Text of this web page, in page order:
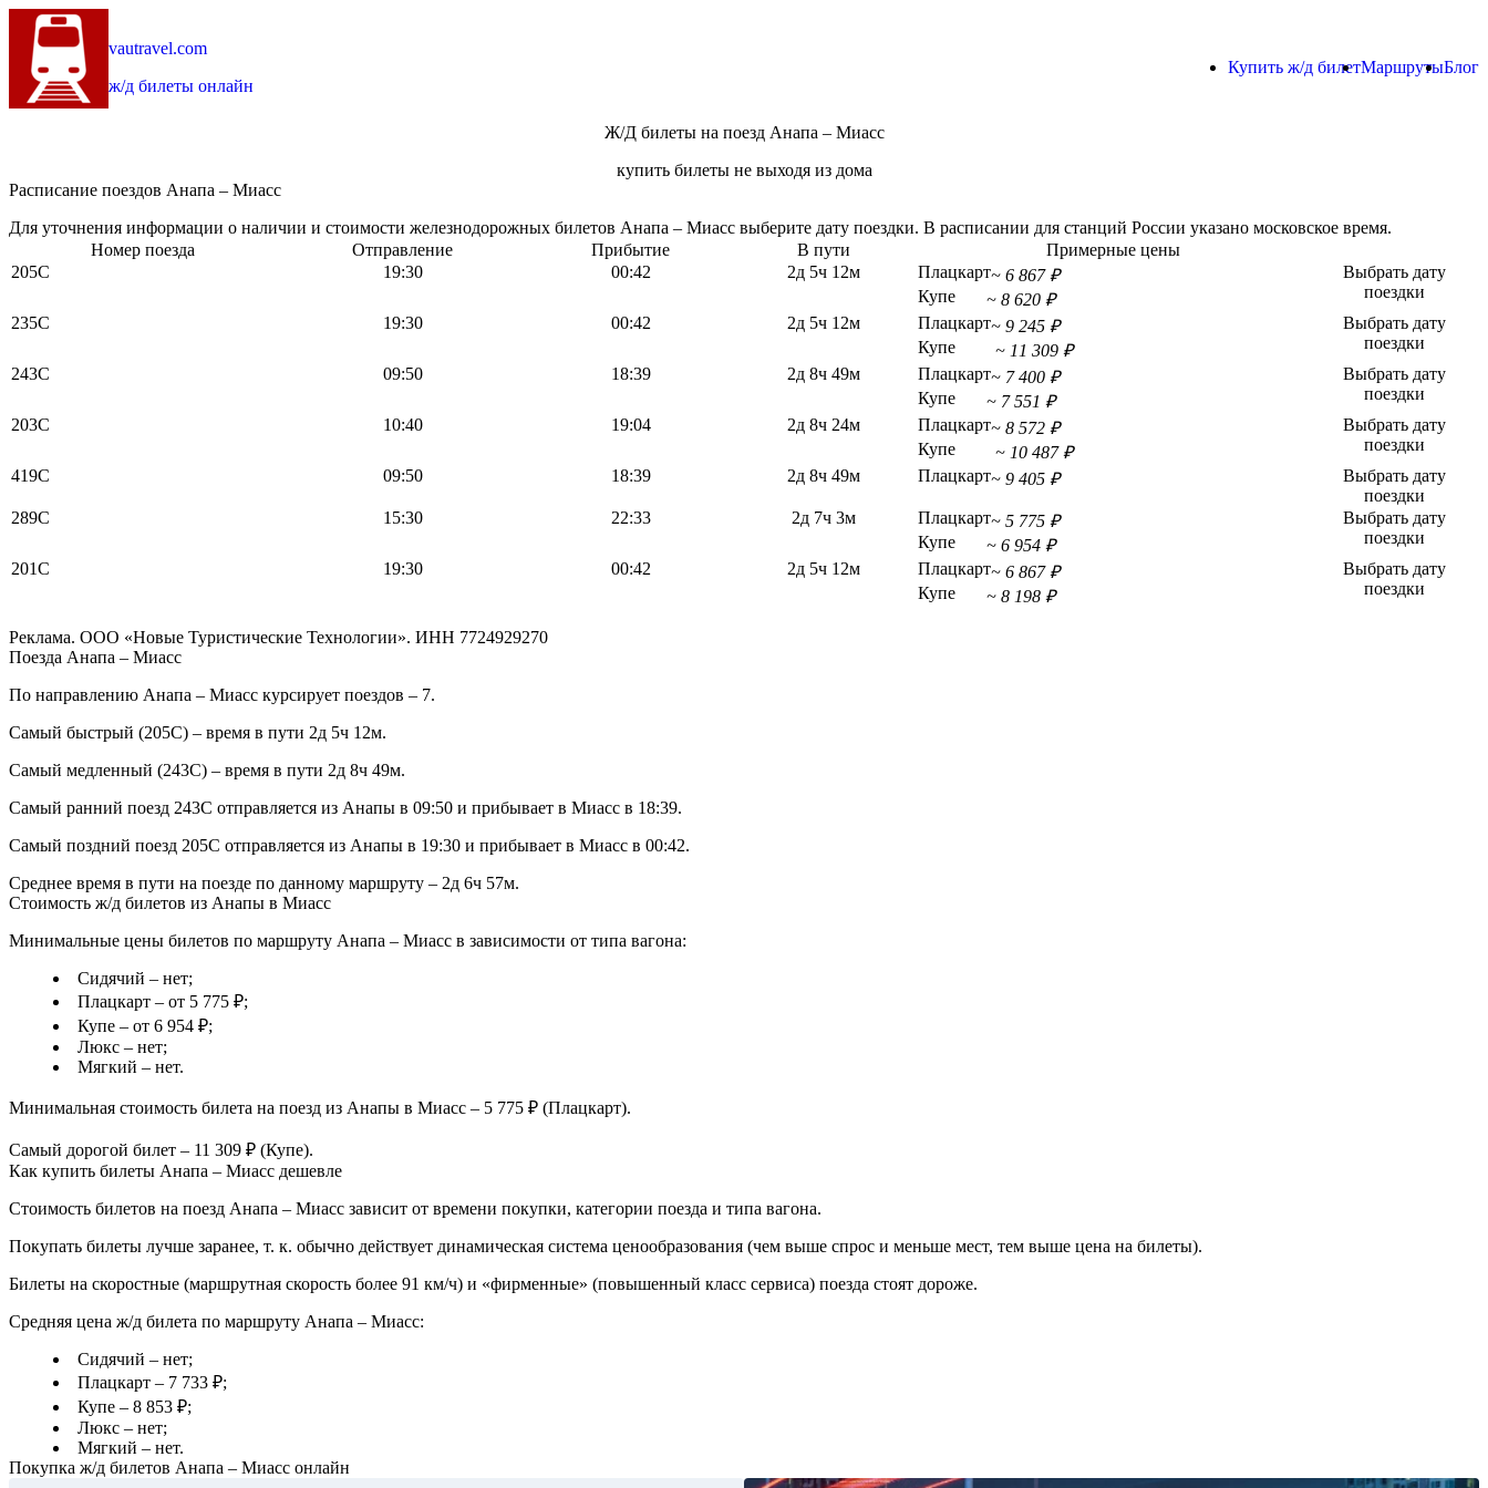
vautravel.com
ж/д билеты онлайн
Купить ж/д билетМаршрутыБлог
Ж/Д билеты на поезд Анапа – Миасс
купить билеты не выходя из дома
Расписание поездов Анапа – Миасс
Для уточнения информации о наличии и стоимости железнодорожных билетов Анапа – Миасс выберите дату поездки. В расписании для станций России указано московское время.
Номер поезда
Отправление Прибытие В пути
Примерные цены
205С
19:30 00:42 2д 5ч 12м Плацкарт~ 6 867 ₽
Купе
~ 8 620 ₽
Выбрать дату
поездки
235С
19:30 00:42 2д 5ч 12м Плацкарт~ 9 245 ₽
Купе
~ 11 309 ₽
Выбрать дату
поездки
243С
09:50 18:39 2д 8ч 49м Плацкарт~ 7 400 ₽
Купе
~ 7 551 ₽
Выбрать дату
поездки
203С
10:40 19:04 2д 8ч 24м Плацкарт~ 8 572 ₽
Купе
~ 10 487 ₽
Выбрать дату
поездки
419С
09:50 18:39 2д 8ч 49м Плацкарт~ 9 405 ₽
Выбрать дату
поездки
289С
15:30 22:33 2д 7ч 3м Плацкарт~ 5 775 ₽
Купе
~ 6 954 ₽
Выбрать дату
поездки
201С
19:30 00:42 2д 5ч 12м Плацкарт~ 6 867 ₽
Купе
~ 8 198 ₽
Выбрать дату
поездки
Реклама. ООО «Новые Туристические Технологии». ИНН 7724929270
Поезда Анапа – Миасс
По направлению Анапа – Миасс курсирует поездов – 7.
Самый быстрый (205С) – время в пути 2д 5ч 12м.
Самый медленный (243С) – время в пути 2д 8ч 49м.
Самый ранний поезд 243С отправляется из Анапы в 09:50 и прибывает в Миасс в 18:39.
Самый поздний поезд 205С отправляется из Анапы в 19:30 и прибывает в Миасс в 00:42.
Среднее время в пути на поезде по данному маршруту – 2д 6ч 57м.
Стоимость ж/д билетов из Анапы в Миасс
Минимальные цены билетов по маршруту Анапа – Миасс в зависимости от типа вагона:
Сидячий – нет;
Плацкарт – от 5 775 ₽;
Купе – от 6 954 ₽;
Люкс – нет;
Мягкий – нет.
Минимальная стоимость билета на поезд из Анапы в Миасс – 5 775 ₽ (Плацкарт).
Самый дорогой билет – 11 309 ₽ (Купе).
Как купить билеты Анапа – Миасс дешевле
Стоимость билетов на поезд Анапа – Миасс зависит от времени покупки, категории поезда и типа вагона.
Покупать билеты лучше заранее, т. к. обычно действует динамическая система ценообразования (чем выше спрос и меньше мест, тем выше цена на билеты).
Билеты на скоростные (маршрутная скорость более 91 км/ч) и «фирменные» (повышенный класс сервиса) поезда стоят дороже.
Средняя цена ж/д билета по маршруту Анапа – Миасс:
Сидячий – нет;
Плацкарт – 7 733 ₽;
Купе – 8 853 ₽;
Люкс – нет;
Мягкий – нет.
Покупка ж/д билетов Анапа – Миасс онлайн